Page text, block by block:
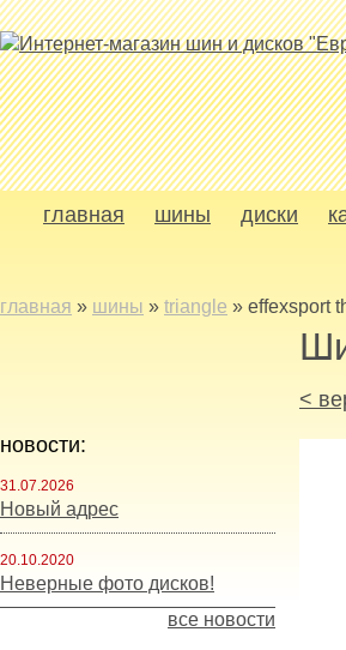
главная шины диски
главная » шины » triangle » effexsport
новости:
31.07.2026
Новый адрес
20.10.2020
Неверные фото дисков!
все новости
<